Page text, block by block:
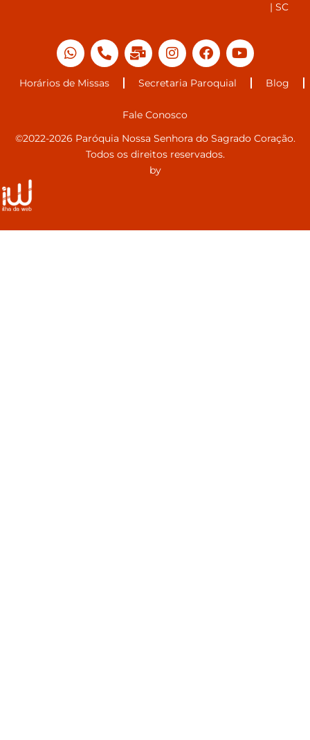
| SC
Horários de Missas Secretaria Paroquial Blog
Fale Conosco
©2022-2026 Paróquia Nossa Senhora do Sagrado Coração.
Todos os direitos reservados.
by